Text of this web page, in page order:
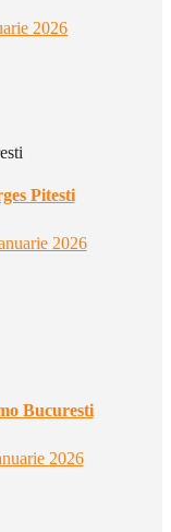
2026
Pitesti
2026
Bucuresti
2026